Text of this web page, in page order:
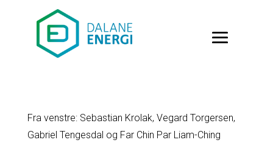
Fra venstre: Sebastian Krolak, Vegard Torgersen,
Gabriel Tengesdal og Far Chin Par Liam-Ching